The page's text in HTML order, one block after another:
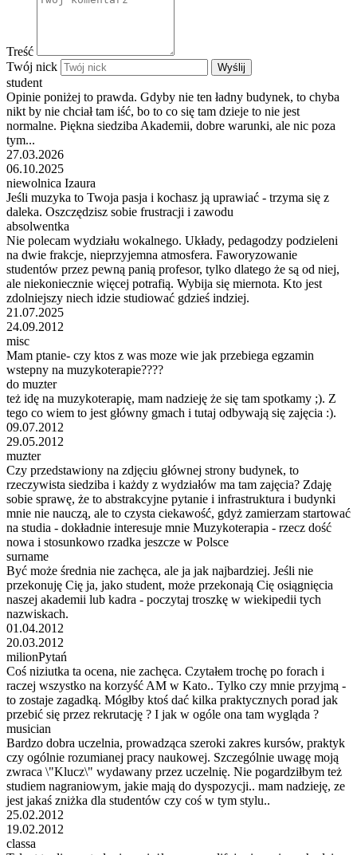
Treść
Twój nick
Wyślij
student
Opinie poniżej to prawda. Gdyby nie ten ładny budynek, to chyba
nikt by nie chciał tam iść, bo to co się tam dzieje to nie jest
normalne. Piękna siedziba Akademii, dobre warunki, ale nic poza
tym...
27.03.2026
06.10.2025
niewolnica Izaura
Jeśli muzyka to Twoja pasja i kochasz ją uprawiać - trzyma się z
daleka. Oszczędzisz sobie frustracji i zawodu
absolwentka
Nie polecam wydziału wokalnego. Układy, pedagodzy podzieleni
na dwie frakcje, nieprzyjemna atmosfera. Faworyzowanie
studentów przez pewną panią profesor, tylko dlatego że są od niej,
ale niekoniecznie więcej potrafią. Wybija się miernota. Kto jest
zdolniejszy niech idzie studiować gdzieś indziej.
21.07.2025
24.09.2012
misc
Mam ptanie- czy ktos z was moze wie jak przebiega egzamin
wstepny na muzykoterapie????
do muzter
też idę na muzykoterapię, mam nadzieję że się tam spotkamy ;). Z
tego co wiem to jest główny gmach i tutaj odbywają się zajęcia :).
09.07.2012
29.05.2012
muzter
Czy przedstawiony na zdjęciu głównej strony budynek, to
rzeczywista siedziba i każdy z wydziałów ma tam zajęcia? Zdaję
sobie sprawę, że to abstrakcyjne pytanie i infrastruktura i budynki
mnie nie nauczą, ale to czysta ciekawość, gdyż zamierzam startować
na studia - dokładnie interesuje mnie Muzykoterapia - rzecz dość
nowa i stosunkowo rzadka jeszcze w Polsce
surname
Być może średnia nie zachęca, ale ja jak najbardziej. Jeśli nie
przekonuję Cię ja, jako student, może przekonają Cię osiągnięcia
naszej akademii lub kadra - poczytaj troszkę w wiekipedii tych
nazwiskach.
01.04.2012
20.03.2012
milionPytań
Coś niziutka ta ocena, nie zachęca. Czytałem trochę po forach i
raczej wszystko na korzyść AM w Kato.. Tylko czy mnie przyjmą -
to zostaje zagadką. Mógłby ktoś dać kilka praktycznych porad jak
przebić się przez rekrutację ? I jak w ogóle ona tam wygląda ?
musician
Bardzo dobra uczelnia, prowadząca szeroki zakres kursów, praktyk
czy ogólnie rozumianej pracy naukowej. Szczególnie uwagę moją
zwraca \"Klucz\" wydawany przez uczelnię. Nie pogardziłbym też
studiem nagraniowym, jakie mają do dyspozycji.. mam nadzieję, ze
jest jakaś zniżka dla studentów czy coś w tym stylu..
25.02.2012
19.02.2012
classa